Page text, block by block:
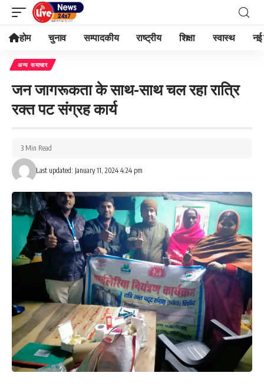
होम चुनाव सम्पादकीय राष्ट्रीय शिक्षा स्वास्थ नई
अन्य समाचार
जन जागरूकता के साथ-साथ चल रहा रात्रि
रक्त पट संग्रह कार्य
Last updated: January 11, 2024 4:24 pm
3 Min Read